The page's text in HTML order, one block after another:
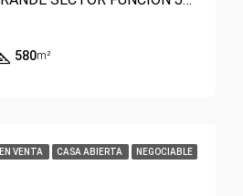
580m²
EN VENTA CASA ABIERTA NEGOCIABLE